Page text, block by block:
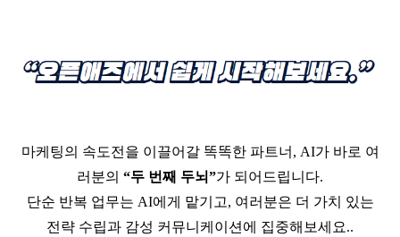
마케팅의 속도전을 이끌어갈 똑똑한 파트너 , AI가 바로 여
러분의 “두 번째 두뇌”가 되어드립니다.
단순 반복 업무는 AI에게 맡기고, 여러분은 더 가치 있는
전략 수립과 감성 커뮤니케이션에 집중해보세요..